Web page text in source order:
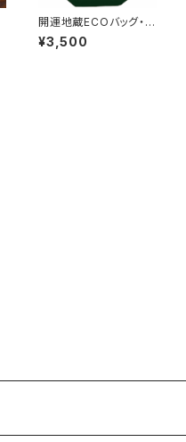
開運地蔵ECOバッグ・緑
（M)
¥3,500